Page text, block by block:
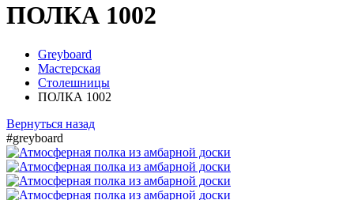
ПОЛКА 1002
Greyboard
Мастерская
Столешницы
ПОЛКА 1002
Вернуться назад
#greyboard